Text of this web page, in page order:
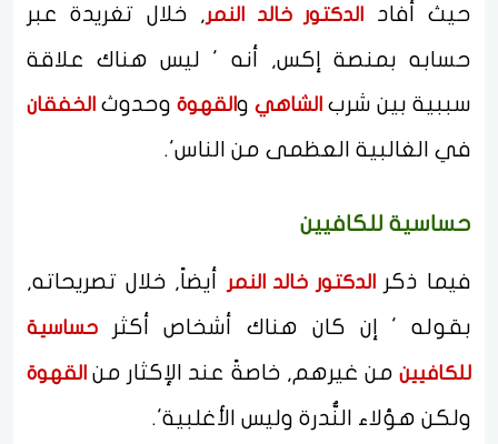
حيث أفاد الدكتور خالد النمر, خلال تغريدة عبر
حسابه بمنصة إكس, أنه ' ليس هناك علاقة
سببية بين شرب الشاهي و القهوة وحدوث الخفقان
في الغالبية العظمى من الناس'.
حساسية للكافيين
فيما ذكر الدكتور خالد النمر
أيضاً, خلال تصريحاته,
بقوله ' إن كان هناك أشخاص أكثر حساسية
للكافيين من غيرهم, خاصةً عند الإكثار من القهوة
ولكن هؤلاء النُّدرة وليس الأغلبية'.